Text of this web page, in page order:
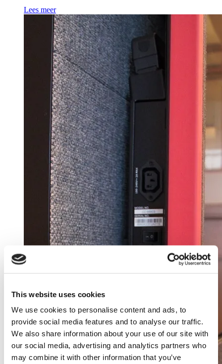
This website uses cookies
We use cookies to personalise content and ads, to
provide social media features and to analyse our traffic.
We also share information about your use of our site with
our social media, advertising and analytics partners who
may combine it with other information that you’ve
Lees meer